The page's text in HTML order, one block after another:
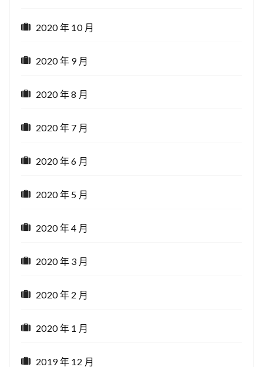
2020 年 10 月
2020 年 9 月
2020 年 8 月
2020 年 7 月
2020 年 6 月
2020 年 5 月
2020 年 4 月
2020 年 3 月
2020 年 2 月
2020 年 1 月
2019 年 12 月